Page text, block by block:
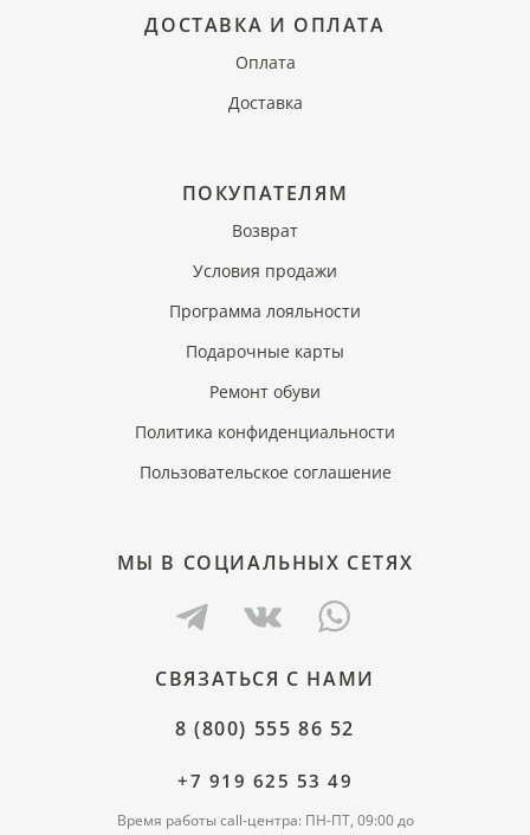
ДОСТАВКА И ОПЛАТА
Оплата
Доставка
ПОКУПАТЕЛЯМ
Возврат
Условия продажи
Программа лояльности
Подарочные карты
Ремонт обуви
Политика конфиденциальности
Пользовательское соглашение
МЫ В СОЦИАЛЬНЫХ СЕТЯХ
СВЯЗАТЬСЯ С НАМИ
8 (800) 555 86 52
+7 919 625 53 49
Время работы call-центра: ПН-ПТ, 09:00 до